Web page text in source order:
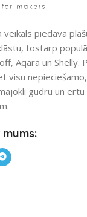
piedāvā
tostarp
Aqara un Shelly.
visu
gudru un ērtu